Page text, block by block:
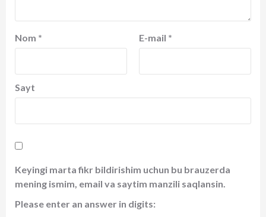
Nom * E-mail *
Sayt
Keyingi marta fikr bildirishim uchun bu brauzerda
mening ismim, email va saytim manzili saqlansin.
Please enter an answer in digits: